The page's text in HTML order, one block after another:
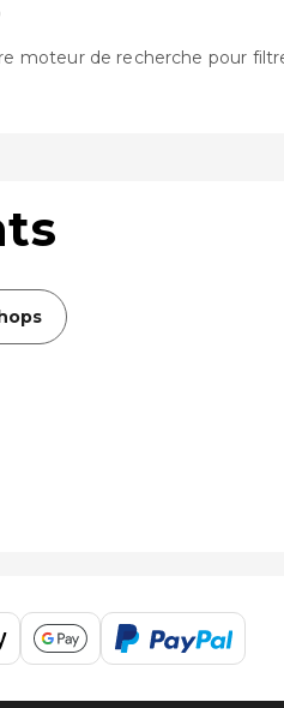
moteur de recherche pour